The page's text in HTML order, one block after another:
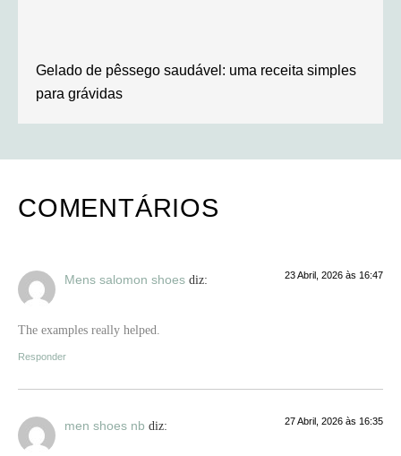
Gelado de pêssego saudável: uma receita simples
para grávidas
COMENTÁRIOS
Mens salomon shoes diz: 23 Abril, 2026 às 16:47
The examples really helped.
Responder
men shoes nb diz: 27 Abril, 2026 às 16:35